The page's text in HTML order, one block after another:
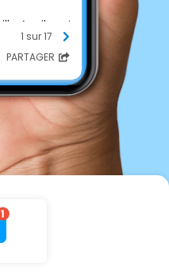
Aguilar et
Maison de
-
Brosville
20h30 à
71 15 82
1 sur 17
PARTAGER